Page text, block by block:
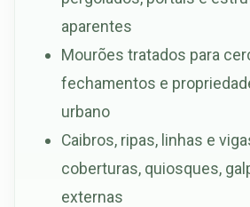
aparentes
Mourões tratados para
fechamentos e
urbano
Caibros, ripas, linhas e
coberturas, quiosques,
externas